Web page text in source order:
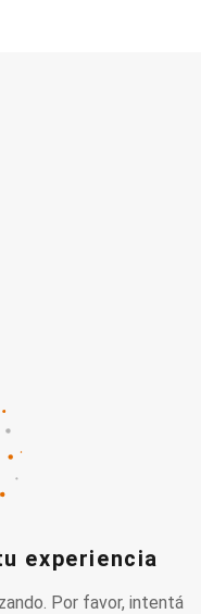
experiencia
Por favor, intentá